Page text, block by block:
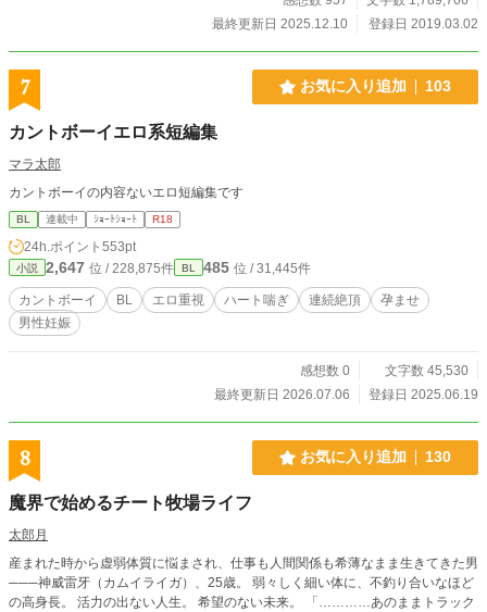
最終更新日 2025.12.10
登録日 2019.03.02
7 お気に入り追加 103
カントボーイエロ系短編集
マラ太郎
カントボーイの内容ないエロ短編集です
BL 連載中 ｼｮｰﾄｼｮｰﾄ R18
24h.ポイント 553pt
小説 2,647 位 / 228,875件 BL 485 位 / 31,445件
カントボーイ BL エロ重視 ハート喘ぎ 連続絶頂
孕ませ
男性妊娠
感想数 0
文字数 45,530
最終更新日 2026.07.06
登録日 2025.06.19
8 お気に入り追加 130
魔界で始めるチート牧場ライフ
太郎月
産まれた時から虚弱体質に悩まされ、仕事も人間関係も希薄なまま生きてきた男
───神威雷牙（カムイライガ）、25歳。 弱々しく細い体に、不釣り合いなほど
の高身長。 活力の出ない人生。 希望のない未来。 「…………あのままトラック